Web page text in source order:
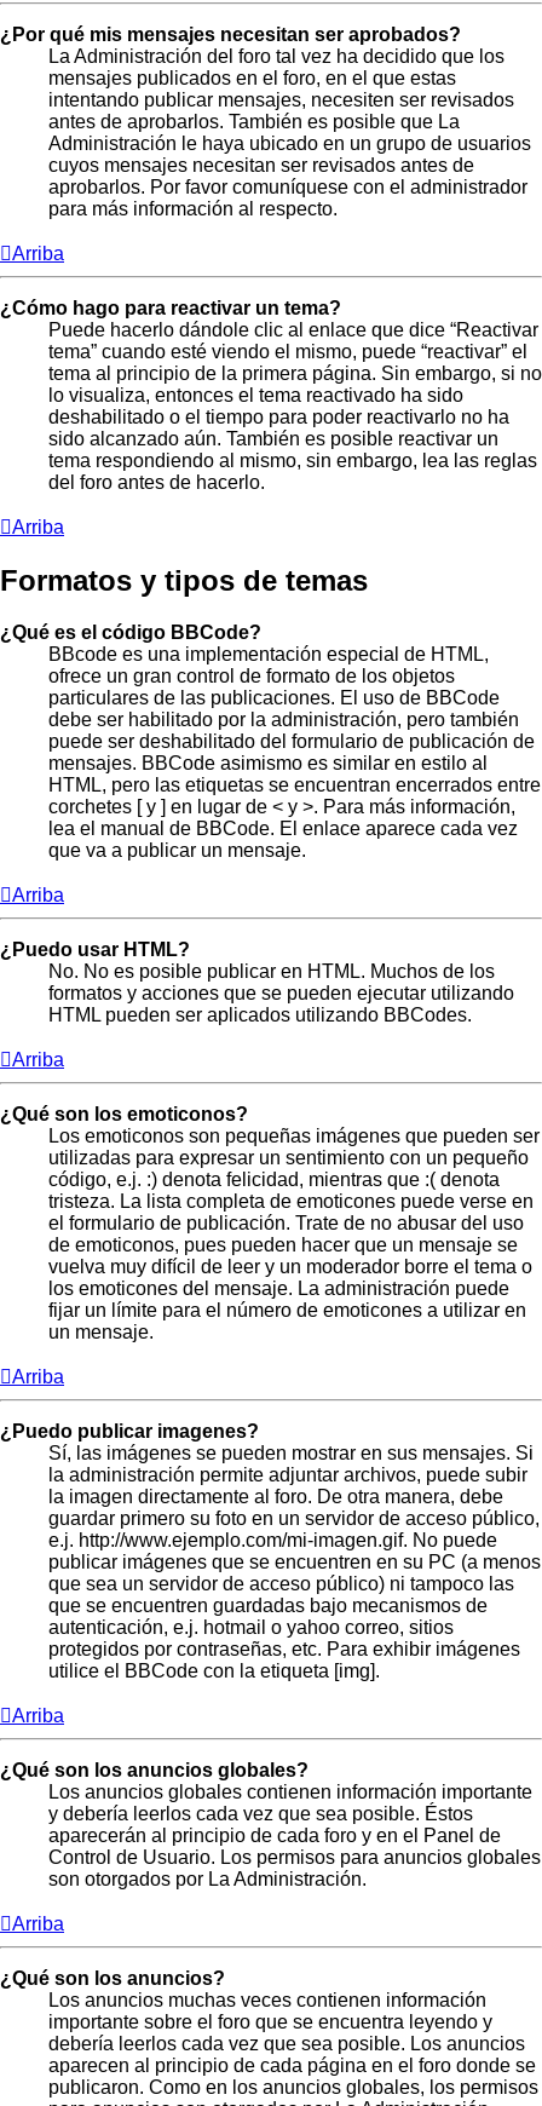
¿Por qué mis mensajes necesitan ser aprobados?
La Administración del foro tal vez ha decidido que los
mensajes publicados en el foro, en el que estas
intentando publicar mensajes, necesiten ser revisados
antes de aprobarlos. También es posible que La
Administración le haya ubicado en un grupo de usuarios
cuyos mensajes necesitan ser revisados antes de
aprobarlos. Por favor comuníquese con el administrador
para más información al respecto.
Arriba
¿Cómo hago para reactivar un tema?
Puede hacerlo dándole clic al enlace que dice “Reactivar
tema” cuando esté viendo el mismo, puede “reactivar” el
tema al principio de la primera página. Sin embargo, si no
lo visualiza, entonces el tema reactivado ha sido
deshabilitado o el tiempo para poder reactivarlo no ha
sido alcanzado aún. También es posible reactivar un
tema respondiendo al mismo, sin embargo, lea las reglas
del foro antes de hacerlo.
Arriba
Formatos y tipos de temas
¿Qué es el código BBCode?
BBcode es una implementación especial de HTML,
ofrece un gran control de formato de los objetos
particulares de las publicaciones. El uso de BBCode
debe ser habilitado por la administración, pero también
puede ser deshabilitado del formulario de publicación de
mensajes. BBCode asimismo es similar en estilo al
HTML, pero las etiquetas se encuentran encerrados entre
corchetes [ y ] en lugar de < y >. Para más información,
lea el manual de BBCode. El enlace aparece cada vez
que va a publicar un mensaje.
Arriba
¿Puedo usar HTML?
No. No es posible publicar en HTML. Muchos de los
formatos y acciones que se pueden ejecutar utilizando
HTML pueden ser aplicados utilizando BBCodes.
Arriba
¿Qué son los emoticonos?
Los emoticonos son pequeñas imágenes que pueden ser
utilizadas para expresar un sentimiento con un pequeño
código, e.j. :) denota felicidad, mientras que :( denota
tristeza. La lista completa de emoticones puede verse en
el formulario de publicación. Trate de no abusar del uso
de emoticonos, pues pueden hacer que un mensaje se
vuelva muy difícil de leer y un moderador borre el tema o
los emoticones del mensaje. La administración puede
fijar un límite para el número de emoticones a utilizar en
un mensaje.
Arriba
¿Puedo publicar imagenes?
Sí, las imágenes se pueden mostrar en sus mensajes. Si
la administración permite adjuntar archivos, puede subir
la imagen directamente al foro. De otra manera, debe
guardar primero su foto en un servidor de acceso público,
e.j. http://www.ejemplo.com/mi-imagen.gif. No puede
publicar imágenes que se encuentren en su PC (a menos
que sea un servidor de acceso público) ni tampoco las
que se encuentren guardadas bajo mecanismos de
autenticación, e.j. hotmail o yahoo correo, sitios
protegidos por contraseñas, etc. Para exhibir imágenes
utilice el BBCode con la etiqueta [img].
Arriba
¿Qué son los anuncios globales?
Los anuncios globales contienen información importante
y debería leerlos cada vez que sea posible. Éstos
aparecerán al principio de cada foro y en el Panel de
Control de Usuario. Los permisos para anuncios globales
son otorgados por La Administración.
Arriba
¿Qué son los anuncios?
Los anuncios muchas veces contienen información
importante sobre el foro que se encuentra leyendo y
debería leerlos cada vez que sea posible. Los anuncios
aparecen al principio de cada página en el foro donde se
publicaron. Como en los anuncios globales, los permisos